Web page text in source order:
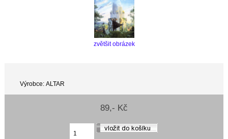
zvětšit obrázek
Výrobce: ALTAR
89,- Kč